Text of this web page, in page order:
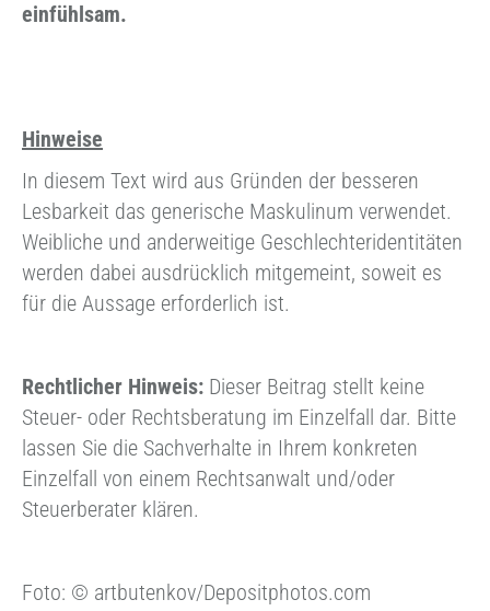
einfühlsam.
Hinweise
In diesem Text wird aus Gründen der besseren
Lesbarkeit das generische Maskulinum verwendet.
Weibliche und anderweitige Geschlechteridentitäten
werden dabei ausdrücklich mitgemeint, soweit es
für die Aussage erforderlich ist.
Rechtlicher Hinweis: Dieser Beitrag stellt keine
Steuer- oder Rechtsberatung im Einzelfall dar. Bitte
lassen Sie die Sachverhalte in Ihrem konkreten
Einzelfall von einem Rechtsanwalt und/oder
Steuerberater klären.
Foto: © artbutenkov/Depositphotos.com